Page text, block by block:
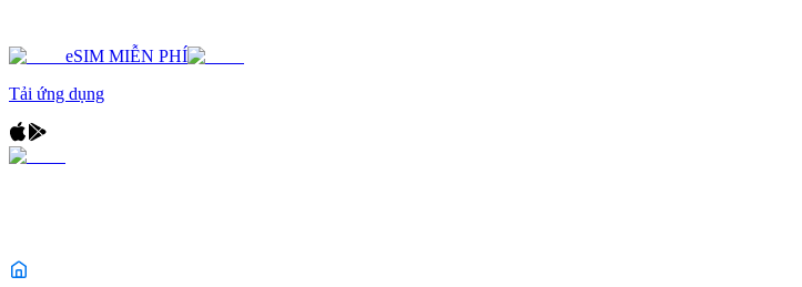
eSIM MIỄN PHÍ
Tải ứng dụng